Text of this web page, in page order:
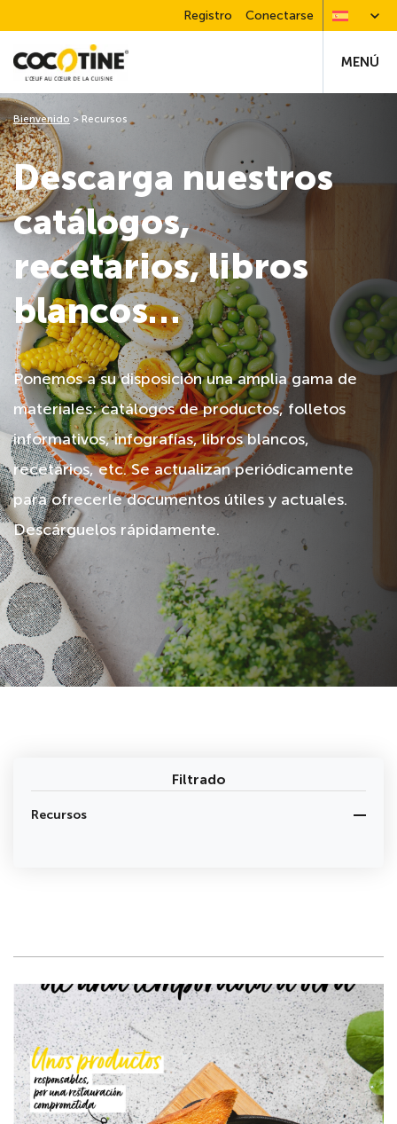
Registro Conectarse
MENÚ
Descarga nuestros
catálogos,
recetarios, libros
blancos…
Ponemos a su disposición una amplia gama de
materiales: catálogos de productos, folletos
informativos, infografías, libros blancos,
recetarios, etc. Se actualizan periódicamente
para ofrecerle documentos útiles y actuales.
Descárguelos rápidamente.
Bienvenido > Recursos
Filtrado
Recursos